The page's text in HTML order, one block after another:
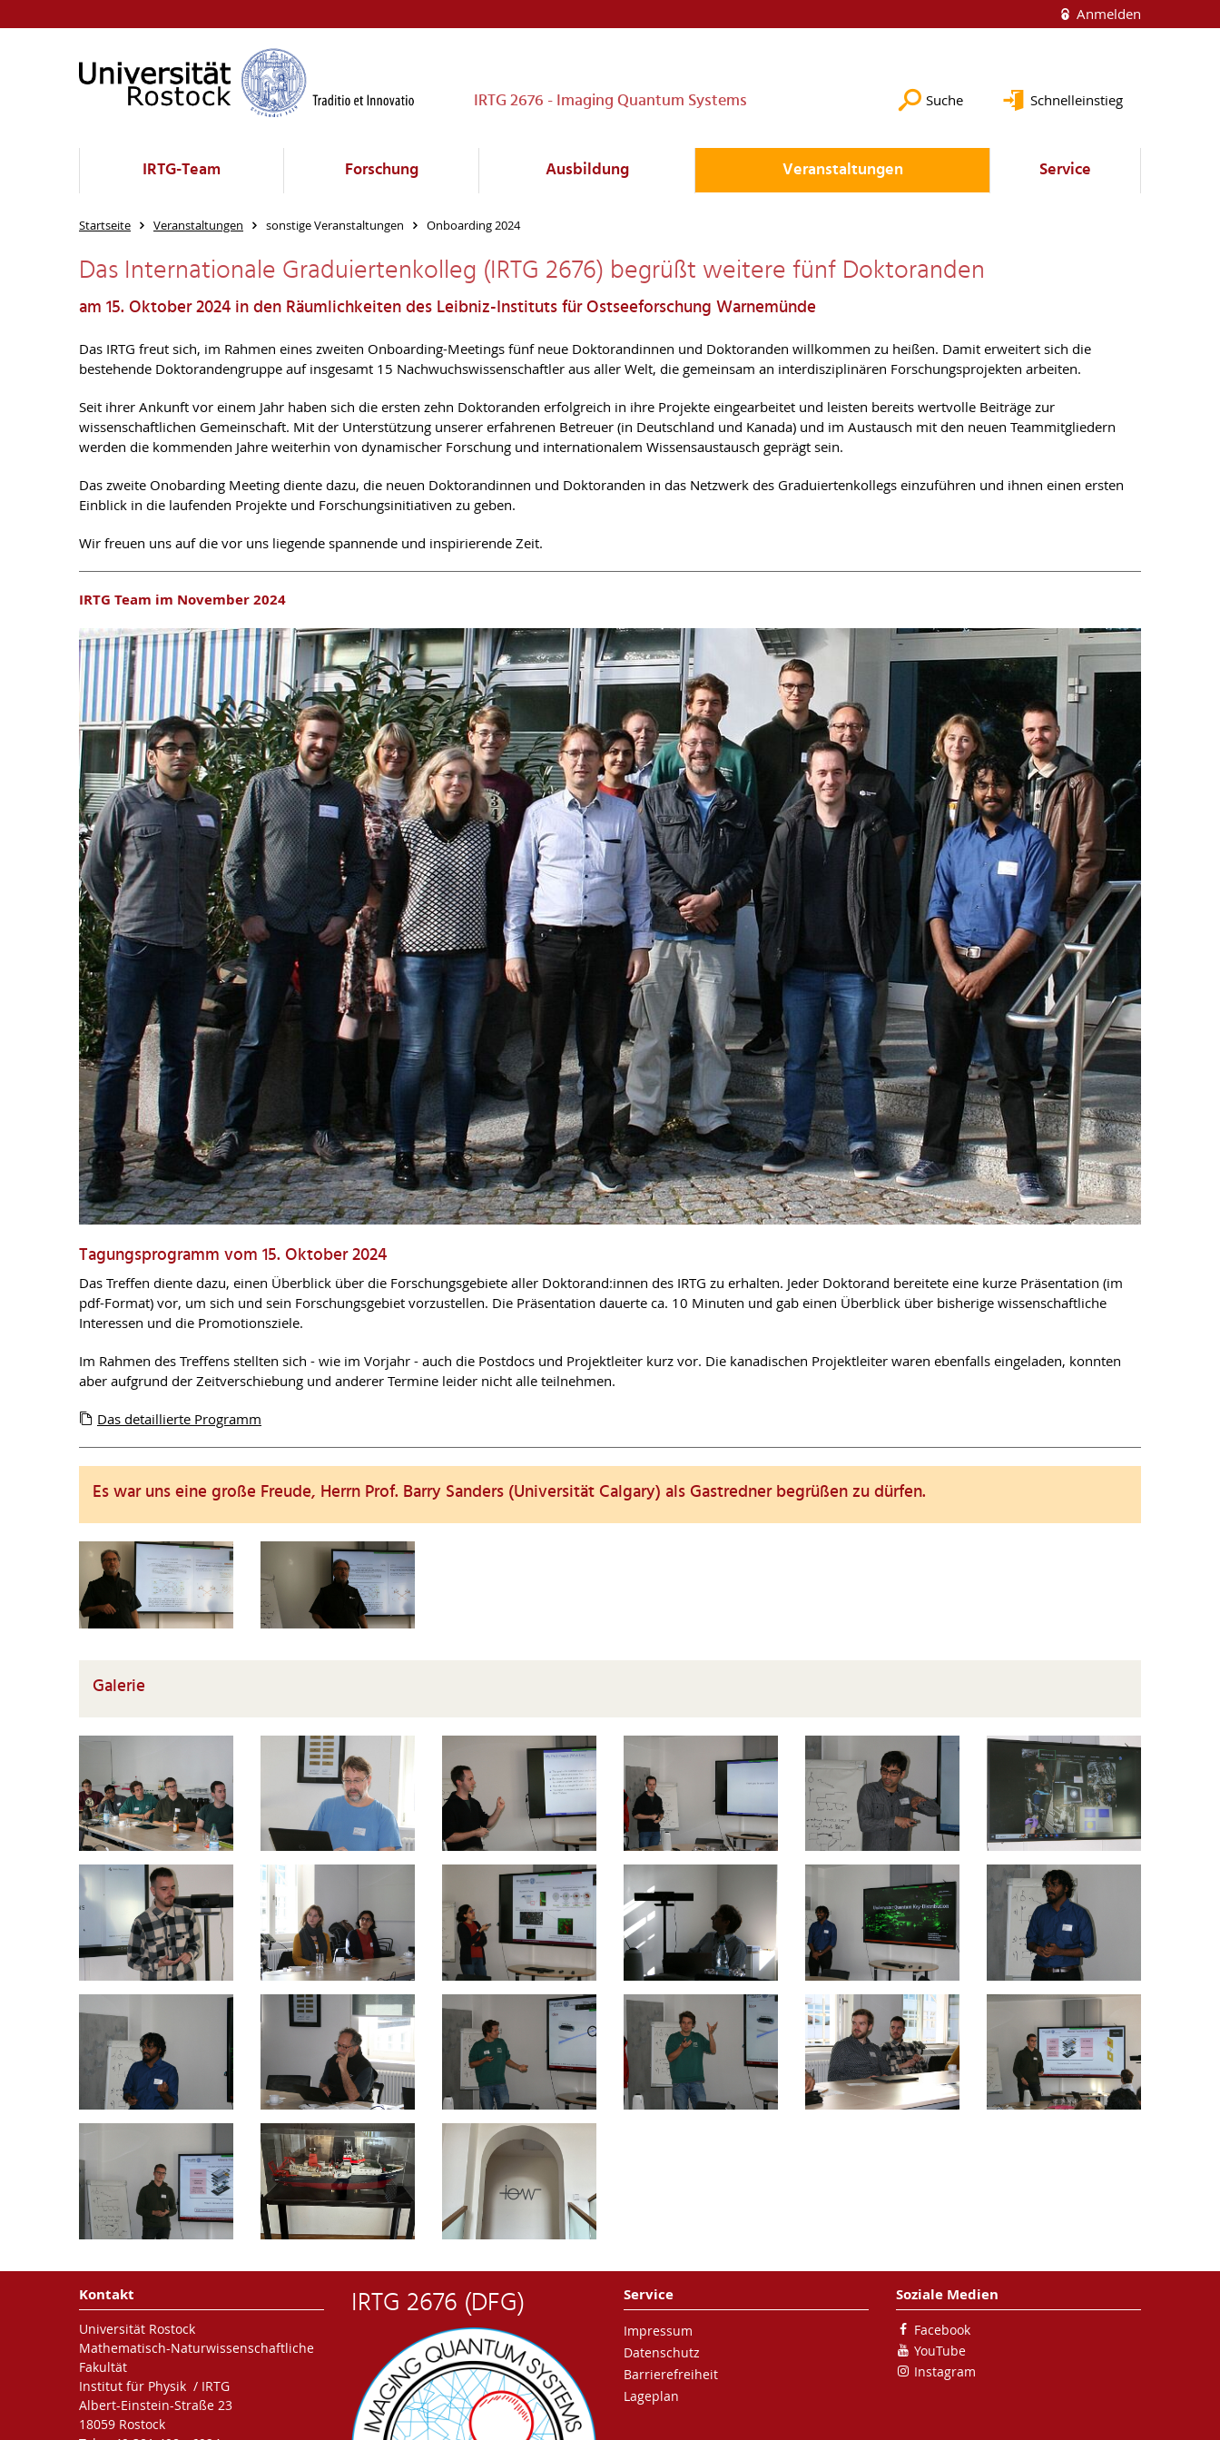
Anmelden
IRTG 2676 - Imaging Quantum Systems Suche Schnelleinstieg
IRTG-Team Forschung Ausbildung Veranstaltungen Service
Startseite Veranstaltungen sonstige Veranstaltungen Onboarding 2024
Das Internationale Graduiertenkolleg (IRTG 2676) begrüßt weitere fünf Doktoranden
am 15. Oktober 2024 in den Räumlichkeiten des Leibniz-Instituts für Ostseeforschung Warnemünde
Das IRTG freut sich, im Rahmen eines zweiten Onboarding-Meetings fünf neue Doktorandinnen und Doktoranden willkommen zu heißen. Damit erweitert sich die
bestehende Doktorandengruppe auf insgesamt 15 Nachwuchswissenschaftler aus aller Welt, die gemeinsam an interdisziplinären Forschungsprojekten arbeiten.
Seit ihrer Ankunft vor einem Jahr haben sich die ersten zehn Doktoranden erfolgreich in ihre Projekte eingearbeitet und leisten bereits wertvolle Beiträge zur
wissenschaftlichen Gemeinschaft. Mit der Unterstützung unserer erfahrenen Betreuer (in Deutschland und Kanada) und im Austausch mit den neuen Teammitgliedern
werden die kommenden Jahre weiterhin von dynamischer Forschung und internationalem Wissensaustausch geprägt sein.
Das zweite Onobarding Meeting diente dazu, die neuen Doktorandinnen und Doktoranden in das Netzwerk des Graduiertenkollegs einzuführen und ihnen einen ersten
Einblick in die laufenden Projekte und Forschungsinitiativen zu geben.
Wir freuen uns auf die vor uns liegende spannende und inspirierende Zeit.
IRTG Team im November 2024
Tagungsprogramm vom 15. Oktober 2024
Das Treffen diente dazu, einen Überblick über die Forschungsgebiete aller Doktorand:innen des IRTG zu erhalten. Jeder Doktorand bereitete eine kurze Präsentation (im
pdf-Format) vor, um sich und sein Forschungsgebiet vorzustellen. Die Präsentation dauerte ca. 10 Minuten und gab einen Überblick über bisherige wissenschaftliche
Interessen und die Promotionsziele.
Im Rahmen des Treffens stellten sich - wie im Vorjahr - auch die Postdocs und Projektleiter kurz vor. Die kanadischen Projektleiter waren ebenfalls eingeladen, konnten
aber aufgrund der Zeitverschiebung und anderer Termine leider nicht alle teilnehmen.
Das detaillierte Programm
Es war uns eine große Freude, Herrn Prof. Barry Sanders (Universität Calgary) als Gastredner begrüßen zu dürfen.
Galerie
Kontakt
Universität Rostock
Mathematisch-Naturwissenschaftliche
Fakultät
Institut für Physik / IRTG
Albert-Einstein-Straße 23
18059 Rostock
IRTG 2676 (DFG) Service
Impressum
Datenschutz
Barrierefreiheit
Lageplan
Soziale Medien
Facebook
YouTube
Instagram